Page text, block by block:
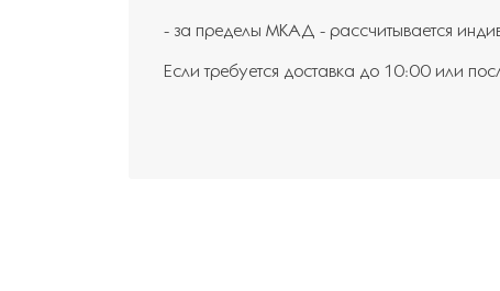
- за пределы МКАД - рассчитывается
Если требуется доставка до 10:00 или